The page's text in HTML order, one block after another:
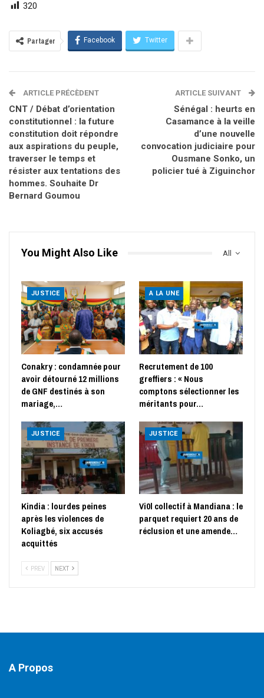
320
Partager Facebook Twitter
ARTICLE PRÉCÈDENT
CNT / Débat d’orientation
constitutionnel : la future
constitution doit répondre
aux aspirations du peuple,
traverser le temps et
résister aux tentations des
hommes. Souhaite Dr
Bernard Goumou
ARTICLE SUIVANT
Sénégal : heurts en
Casamance à la veille
d’une nouvelle
convocation judiciaire pour
Ousmane Sonko, un
policier tué à Ziguinchor
All
You Might Also Like
JUSTICE
Conakry : condamnée pour
avoir détourné 12 millions
de GNF destinés à son
mariage,…
A LA UNE
Recrutement de 100
greffiers : « Nous
comptons sélectionner les
méritants pour…
JUSTICE
Kindia : lourdes peines
après les violences de
Koliagbé, six accusés
acquittés
JUSTICE
Vi0l collectif à Mandiana : le
parquet requiert 20 ans de
réclusion et une amende…
PREV NEXT
A Propos